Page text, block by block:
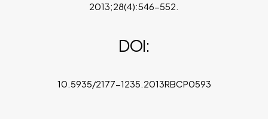
2013;28(4):546-552.
DOI:
10.5935/2177-1235.2013RBCP0593